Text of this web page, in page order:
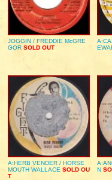
JOGGIN / FREDDIE McGRE
GOR SOLD OUT
A:HERB VENDER / HORSE
MOUTH WALLACE SOLD OU
T
N